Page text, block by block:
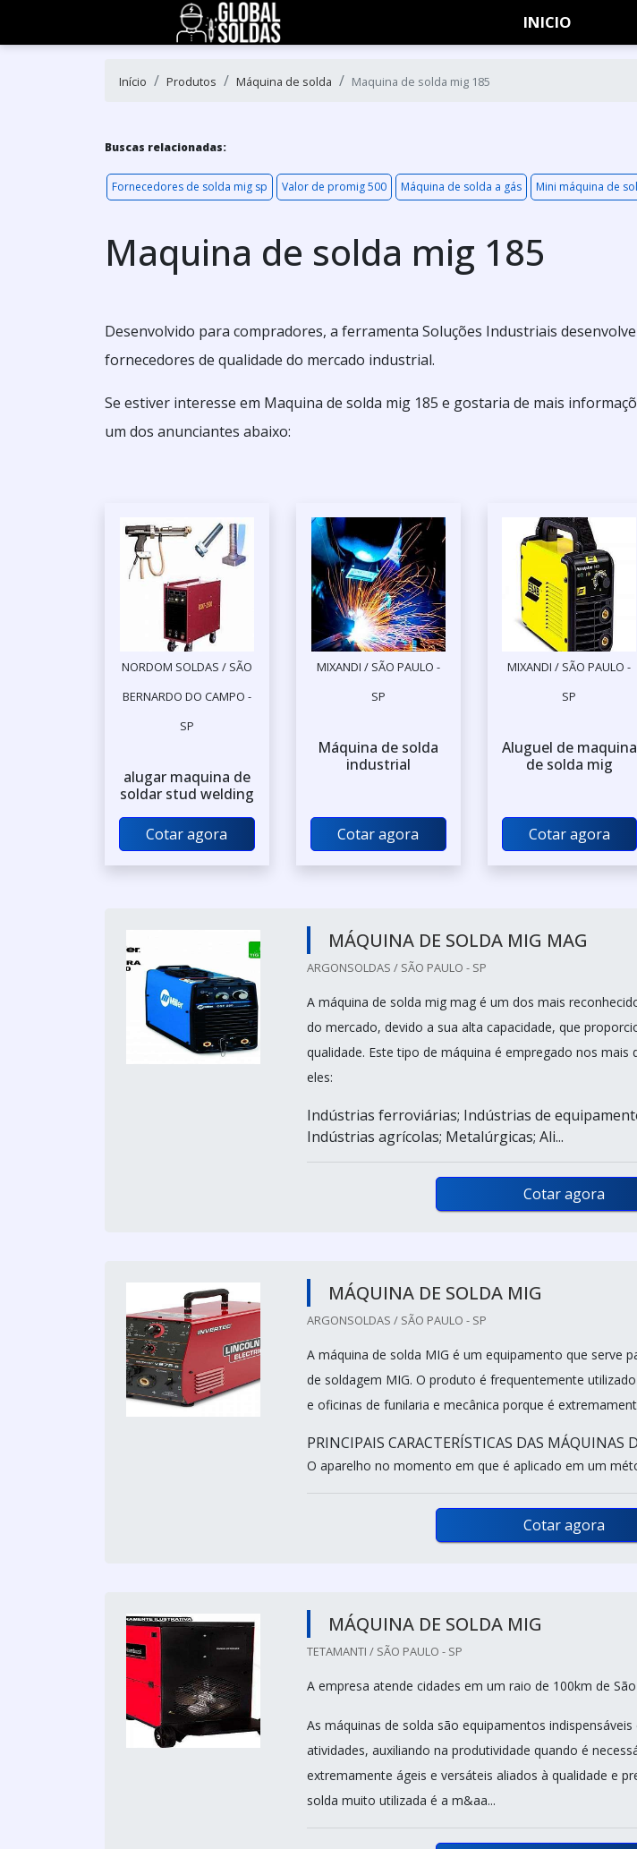
INICIO
Início Produtos Máquina de solda Maquina de solda mig 185
Buscas relacionadas:
Fornecedores de solda mig sp Valor de promig 500 Máquina de solda a gás Mini máquina de
Maquina de solda mig 185
Desenvolvido para compradores, a ferramenta Soluções Industriais
fornecedores de qualidade do mercado industrial.
Se estiver interesse em Maquina de solda mig 185 e gostaria de mais
um dos anunciantes abaixo:
NORDOM SOLDAS / SÃO
BERNARDO DO CAMPO -
SP
alugar maquina de
soldar stud welding
Cotar agora
MIXANDI / SÃO PAULO -
SP
Máquina de solda
industrial
Cotar agora
MIXANDI / SÃO PAULO -
SP
Aluguel de maquina
de solda mig
Cotar agora
MÁQUINA DE SOLDA MIG MAG
ARGONSOLDAS / SÃO PAULO - SP
A máquina de solda mig mag é um dos mais
do mercado, devido a sua alta capacidade, que
qualidade. Este tipo de máquina é empregado nos
eles:
Indústrias ferroviárias; Indústrias de
Indústrias agrícolas; Metalúrgicas; Ali...
Cotar agora
MÁQUINA DE SOLDA MIG
ARGONSOLDAS / SÃO PAULO - SP
A máquina de solda MIG é um equipamento que serve
de soldagem MIG. O produto é frequentemente
e oficinas de funilaria e mecânica porque é
PRINCIPAIS CARACTERÍSTICAS DAS MÁQUINAS
O aparelho no momento em que é aplicado em um
Cotar agora
MÁQUINA DE SOLDA MIG
TETAMANTI / SÃO PAULO - SP
A empresa atende cidades em um raio de 100km de
As máquinas de solda são equipamentos
atividades, auxiliando na produtividade quando é
extremamente ágeis e versáteis aliados à qualidade e
solda muito utilizada é a m&aa...